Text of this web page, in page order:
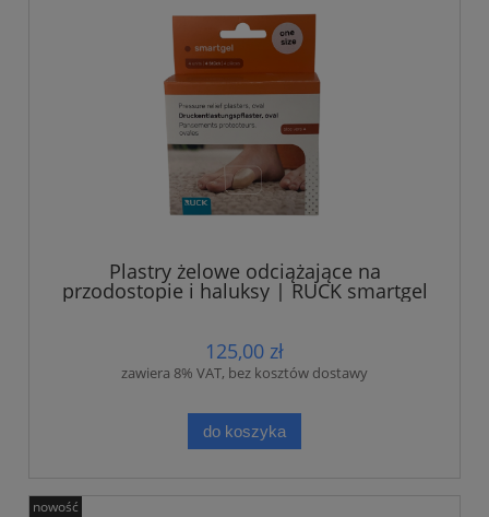
Plastry żelowe odciążające na
przodostopie i haluksy | RUCK smartgel
| samoprzylepne i wielorazowe | 4 szt.
125,00 zł
zawiera 8% VAT, bez kosztów dostawy
do koszyka
nowość